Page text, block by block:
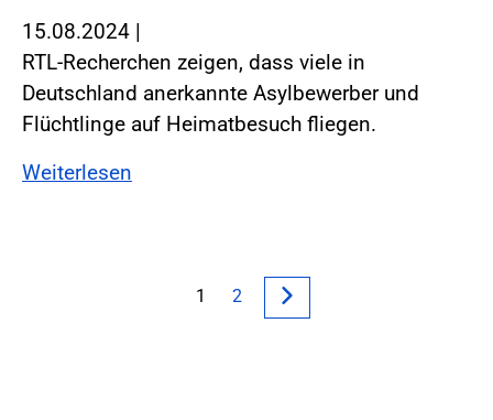
15.08.2024 |
RTL-Recherchen zeigen, dass viele in
Deutschland anerkannte Asylbewerber und
Flüchtlinge auf Heimatbesuch fliegen.
Weiterlesen
1 2